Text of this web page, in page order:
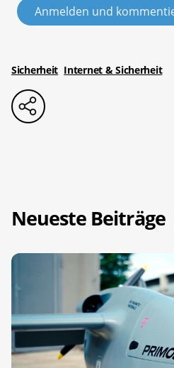
Anmelden und
Sicherheit Internet & Sicherheit
Neueste Beiträge